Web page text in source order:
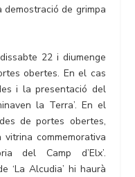
de grimpa
22 i diumenge
obertes. En el cas
i la presentació del
la Terra’. En el
de portes obertes,
vitrina commemorativa
del Camp d’Elx’.
‘La Alcudia’ hi haurà